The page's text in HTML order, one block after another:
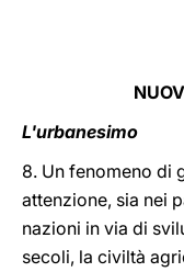
L'urbanesimo
8. Un fenomeno di
attenzione, sia nei
nazioni in via di
secoli, la civiltà